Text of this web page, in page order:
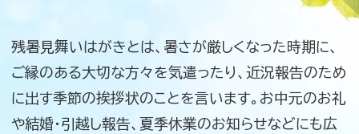
残暑見舞いはがきとは、暑さが厳しくなった時期に、
ご縁のある大切な方々を気遣ったり、近況報告のため
に出す季節の挨拶状のことを言います。お中元のお礼
や結婚・引越し報告、夏季休業のお知らせなどにも広
残暑見舞いを出す時期や
書き方など知っておきたい豆知識をご紹介
残暑見舞い文例